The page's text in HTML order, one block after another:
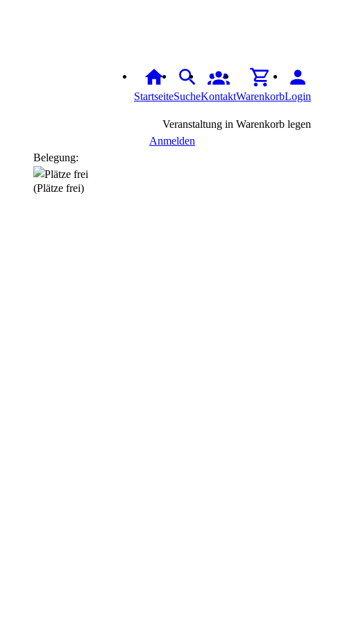
StartseiteSucheKontaktWarenkorbLogin
Veranstaltung in Warenkorb legen
Anmelden
Belegung:
(Plätze frei)